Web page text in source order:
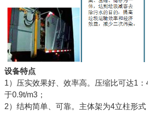
设备特点
1）压实效果好、效率高。压缩比可达1
于0.9t/m3；
2）结构简单、可靠。主体架为4立柱形